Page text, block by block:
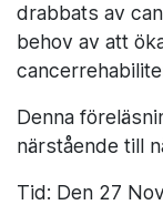
drabbats av
behov av att
Denna
närstående till
Tid: Den 27